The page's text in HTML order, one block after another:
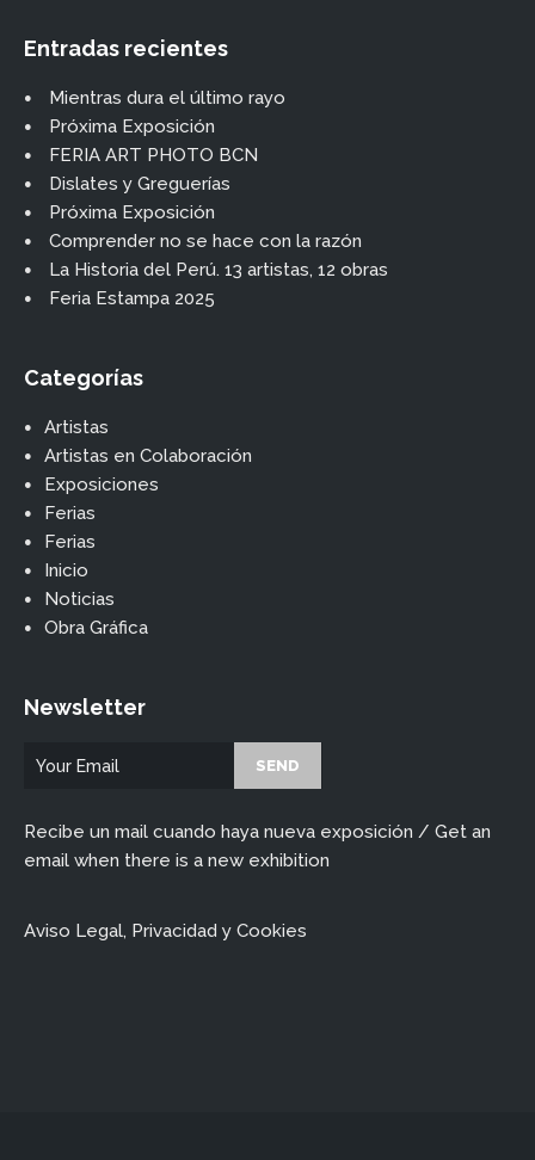
Entradas recientes
Mientras dura el último rayo
Próxima Exposición
FERIA ART PHOTO BCN
Dislates y Greguerías
Próxima Exposición
Comprender no se hace con la razón
La Historia del Perú. 13 artistas, 12 obras
Feria Estampa 2025
Categorías
Artistas
Artistas en Colaboración
Exposiciones
Ferias
Ferias
Inicio
Noticias
Obra Gráfica
Newsletter
Recibe un mail cuando haya nueva exposición / Get an
email when there is a new exhibition
Aviso Legal, Privacidad y Cookies